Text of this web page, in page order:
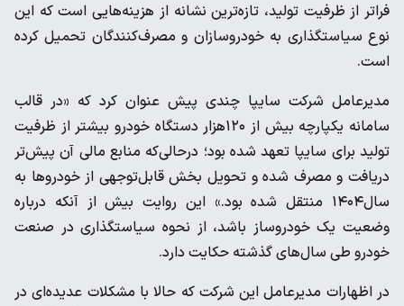
فراتر از ظرفیت تولید، تازه‌ترین نشانه از هزینه‌هایی است که این
نوع سیاستگذاری به خودروسازان و مصرف‌کنندگان تحمیل کرده
است.
مدیرعامل شرکت سایپا چندی پیش عنوان کرد که «در قالب
سامانه یکپارچه بیش از ۱۲۰هزار دستگاه خودرو بیشتر از ظرفیت
تولید برای سایپا تعهد شده بود؛ درحالی‌که منابع مالی آن پیش‌تر
دریافت و مصرف شده و تحویل بخش قابل‌توجهی از خودروها به
سال۱۴۰۴ منتقل شده بود.» این روایت بیش از آنکه درباره
وضعیت یک خودروساز باشد، از نحوه سیاستگذاری در صنعت
خودرو طی سال‌های گذشته حکایت دارد.
در اظهارات مدیرعامل این شرکت که حالا با مشکلات عدیده‌ای در